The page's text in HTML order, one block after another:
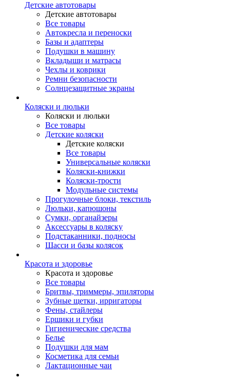
Детские автотовары
Детские автотовары
Все товары
Автокресла и переноски
Базы и адаптеры
Подушки в машину
Вкладыши и матрасы
Чехлы и коврики
Ремни безопасности
Солнцезащитные экраны
Коляски и люльки
Коляски и люльки
Все товары
Детские коляски
Детские коляски
Все товары
Универсальные коляски
Коляски-книжки
Коляски-трости
Модульные системы
Прогулочные блоки, текстиль
Люльки, капюшоны
Сумки, органайзеры
Аксессуары в коляску
Подстаканники, подносы
Шасси и базы колясок
Красота и здоровье
Красота и здоровье
Все товары
Бритвы, триммеры, эпиляторы
Зубные щетки, ирригаторы
Фены, стайлеры
Ершики и губки
Гигиенические средства
Белье
Подушки для мам
Косметика для семьи
Лактационные чаи